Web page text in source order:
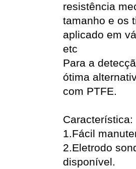
resistência
tamanho e os
aplicado em
etc
Para a
ótima
com PTFE.
Característica:
1.Fácil
2.Eletrodo
disponível.